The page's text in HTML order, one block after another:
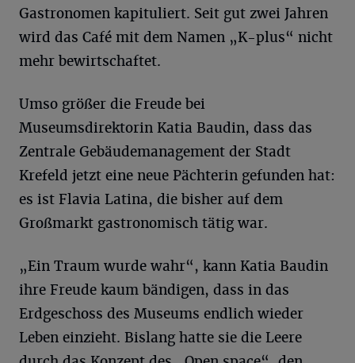
Gastronomen kapituliert. Seit gut zwei Jahren
wird das Café mit dem Namen „K-plus“ nicht
mehr bewirtschaftet.
Umso größer die Freude bei
Museumsdirektorin Katia Baudin, dass das
Zentrale Gebäudemanagement der Stadt
Krefeld jetzt eine neue Pächterin gefunden hat:
es ist Flavia Latina, die bisher auf dem
Großmarkt gastronomisch tätig war.
„Ein Traum wurde wahr“, kann Katia Baudin
ihre Freude kaum bändigen, dass in das
Erdgeschoss des Museums endlich wieder
Leben einzieht. Bislang hatte sie die Leere